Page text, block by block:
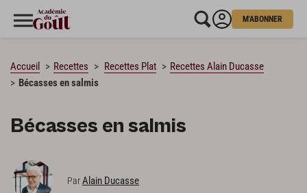
M'ABONNER
Accueil Recettes Recettes Plat
Recettes Alain Ducasse
Bécasses en salmis
Bécasses en salmis
ParAlain Ducasse
CHARGEMENT…